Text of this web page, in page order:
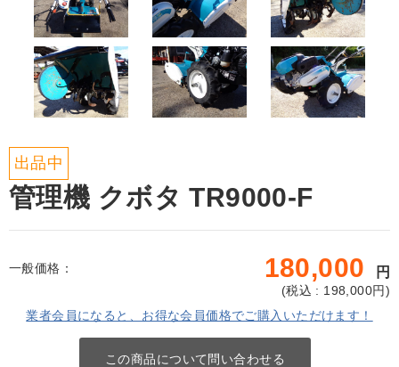
出品中
管理機 クボタ TR9000-F
一般価格： 180,000 円
(税込 : 198,000円)
業者会員になると、お得な会員価格でご購入いただけます！
この商品について問い合わせる